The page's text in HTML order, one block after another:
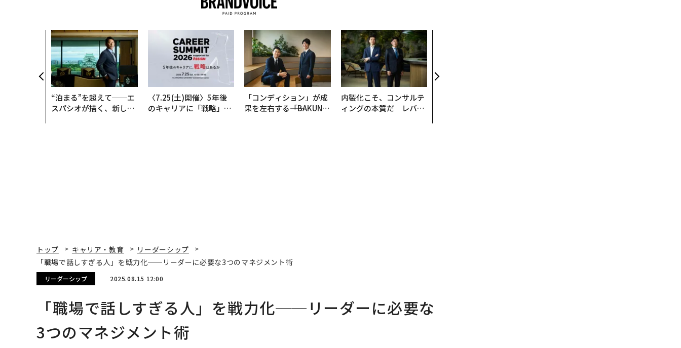
“泊まる”を超えて──エ
スパシオが描く、新しい
〈7.25(土)開催〉5年後
のキャリアに「戦略」は
「コンディション」が成
果を左右する――「BAKUN
内製化こそ、コンサルテ
ィングの本質だ レバレ
月島JFEアクアソリュー
トップ キャリア・教育
リーダーシップ
「職場で話しすぎる人」を戦力化──リーダーに必要な3つのマネジメント術
リーダーシップ 2025.08.15 12:00
「職場で話しすぎる人」を戦力化──リーダーに必要な
3つのマネジメント術